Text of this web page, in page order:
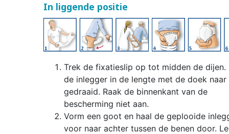
In liggende positie
Trek de fixatieslip op tot midden de dijen.
de inlegger in de lengte met de doek naar
gedraaid. Raak de binnenkant van de
bescherming niet aan.
Vorm een goot en haal de geplooide
voor naar achter tussen de benen door.